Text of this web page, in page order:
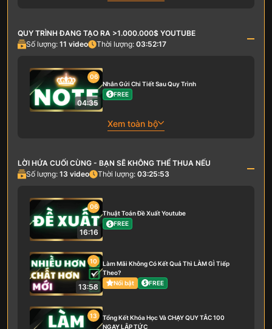
QUY TRÌNH ĐANG TẠO RA >1.000.000$ YOUTUBE
Số lượng: 11 video Thời lượng: 03:52:17
06
04:35
Nhắn Gửi Chi Tiết Sau Quy Trình
FREE
Xem toàn bộ
LỜI HỨA CUỐI CÙNG - BẠN SẼ KHÔNG THỂ THUA NẾU
Số lượng: 13 video Thời lượng: 03:25:53
06
16:16
Thuật Toán Đề Xuất Youtube
FREE
10
13:58
Làm Mãi Không Có Kết Quả Thì LÀM GÌ Tiếp
Theo?
Nổi bật
FREE
13
Tổng Kết Khóa Học Và CHẠY QUY TẮC 100
NGAY LẬP TỨC